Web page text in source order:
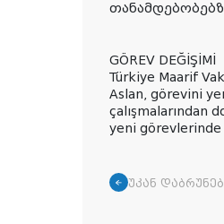
GÖREV DEĞİŞİMİ
Türkiye Maarif
Aslan, görevini
çalışmalarından
yeni görevlerinde
უკან